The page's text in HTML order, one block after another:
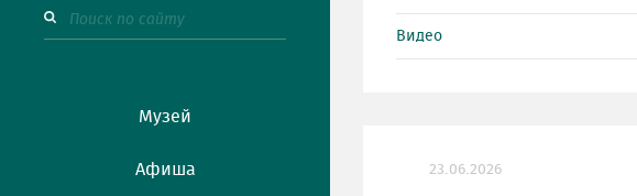
Музей
Афиша
Видео
23.06.2026